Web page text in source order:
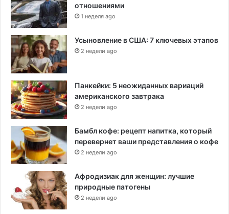
отношениями
1 неделя ago
Усыновление в США: 7 ключевых этапов
2 недели ago
Панкейки: 5 неожиданных вариаций
американского завтрака
2 недели ago
Бамбл кофе: рецепт напитка, который
перевернет ваши представления о кофе
2 недели ago
Афродизиак для женщин: лучшие
природные патогены
2 недели ago